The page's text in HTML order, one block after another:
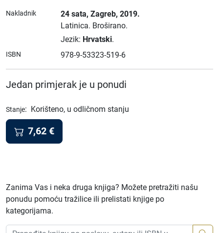
Nakladnik 24 sata, Zagreb, 2019.
Latinica. Broširano.
Jezik: Hrvatski.
ISBN 978-9-53323-519-6
Jedan primjerak je u ponudi
Stanje: Korišteno, u odličnom stanju
7,62 €
Zanima Vas i neka druga knjiga? Možete pretražiti našu
ponudu pomoću tražilice ili prelistati knjige po
kategorijama.